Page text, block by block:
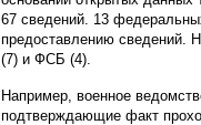
67 сведений. 13
предоставлению сведений.
(7) и ФСБ (4).
Например, военное
подтверждающие факт